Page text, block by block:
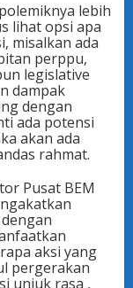
lebih
lihat opsi apa
misalkan ada
perppu,
legislative
dampak
dengan
ada potensi
akan ada
rahmat.
Pusat BEM
aksi yang
pergerakan
unjuk rasa ,